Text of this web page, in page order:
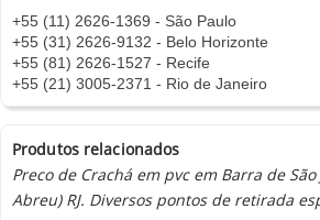
+55 (11) 2626-1369 - São Paulo
+55 (31) 2626-9132 - Belo Horizonte
+55 (81) 2626-1527 - Recife
+55 (21) 3005-2371 - Rio de Janeiro
Produtos relacionados
Preco de Crachá em pvc em Barra de
Abreu) RJ. Diversos pontos de retirada